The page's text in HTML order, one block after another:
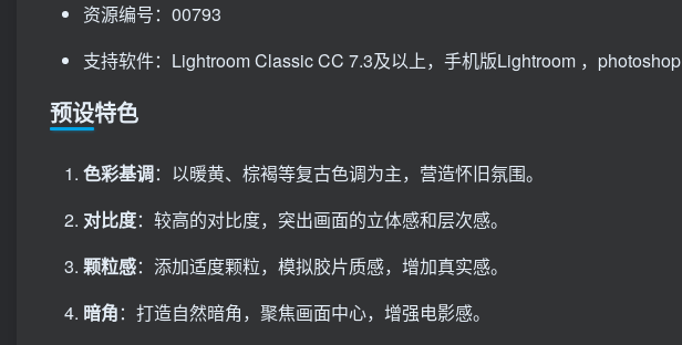
资源编号：00793
支持软件：Lightroom Classic CC 7.3及以上，手机版Lightroom ，photoshop
预设特色
色彩基调：以暖黄、棕褐等复古色调为主，营造怀旧氛围。
对比度：较高的对比度，突出画面的立体感和层次感。
颗粒感：添加适度颗粒，模拟胶片质感，增加真实感。
暗角：打造自然暗角，聚焦画面中心，增强电影感。